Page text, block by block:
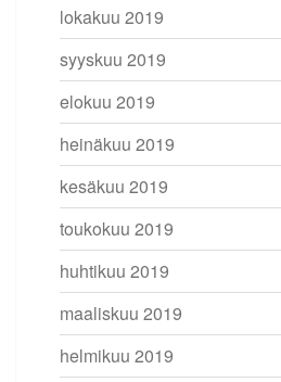
lokakuu 2019
syyskuu 2019
elokuu 2019
heinäkuu 2019
kesäkuu 2019
toukokuu 2019
huhtikuu 2019
maaliskuu 2019
helmikuu 2019